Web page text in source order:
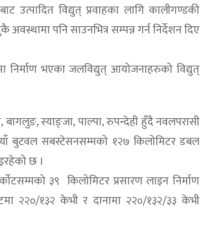
विद्युत् प्रवाहका लागि कालीगण्डकी
पनि साउनभित्र सम्पन्न गर्न निर्देशन दिए
निर्माण भएका जलविद्युत् आयोजनाहरुको विद्युत्
बागलुङ, स्याङ्जा, पाल्पा, रुपन्देही हुँदै नवलपरासी
बुटवल सबस्टेसनसम्मको १२७ किलोमिटर डबल
छ ।
३९ किलोमिटर प्रसारण लाइन निर्माण
२२०/१३२ केभी र दानामा २२०/१३२/३३ केभी